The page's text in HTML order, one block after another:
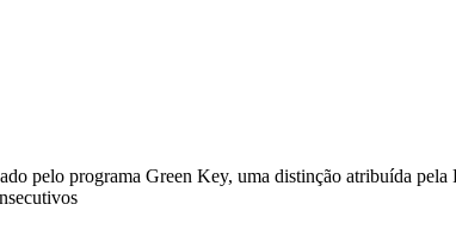
pelo programa Green Key, uma distinção atribuída